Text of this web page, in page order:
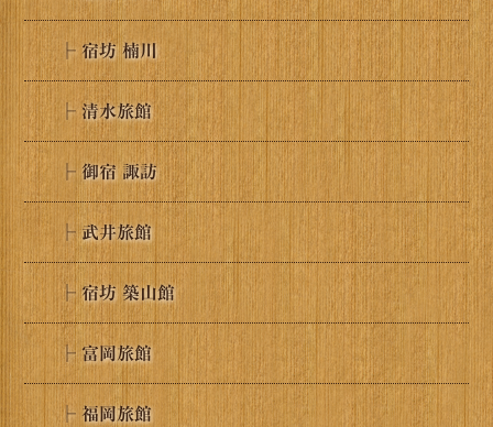
├ 宿坊 楠川
├ 清水旅館
├ 御宿 諏訪
├ 武井旅館
├ 宿坊 築山館
├ 富岡旅館
├ 福岡旅館